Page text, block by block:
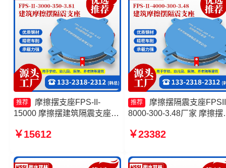
推荐
摩擦摆支座FPS-II-
15000 摩擦摆建筑隔震支座
300-3.48 摩擦式隔震支座厂家
￥15612
推荐
摩擦摆隔震支座
8000-300-3.48厂家 摩擦摆
生产厂家 摩擦摆隔震支座
隔震支座FBD生产厂家
￥23382